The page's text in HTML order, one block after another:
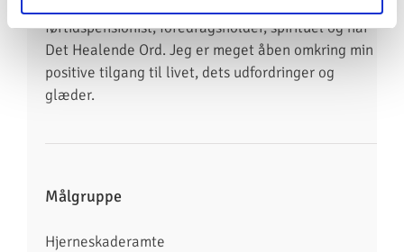
førtidspensionist,foredragsholder, spirituel og har
Det Healende Ord. Jeg er meget åben omkring min
positive tilgang til livet, dets udfordringer og
glæder.
Målgruppe
Hjerneskaderamte